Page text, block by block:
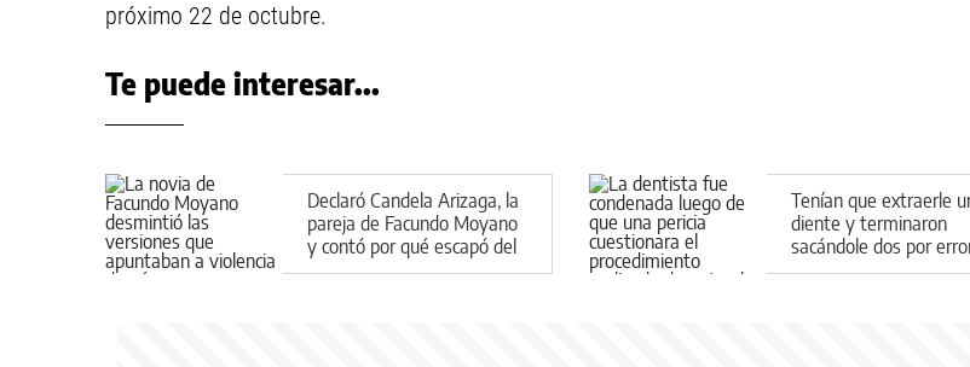
próximo 22 de octubre.
Te puede interesar...
Declaró Candela Arizaga, la
pareja de Facundo Moyano
y contó por qué escapó del
departamento
Tenían que extraerle
diente y terminaron
sacándole dos por
cuánto deberán